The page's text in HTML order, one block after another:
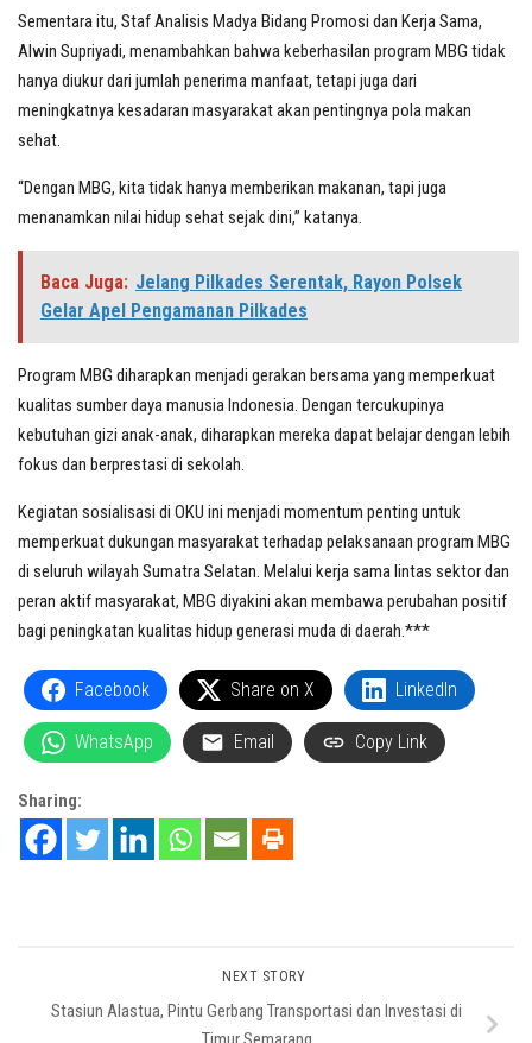
Sementara itu, Staf Analisis Madya Bidang Promosi dan Kerja Sama,
Alwin Supriyadi, menambahkan bahwa keberhasilan program MBG tidak
hanya diukur dari jumlah penerima manfaat, tetapi juga dari
meningkatnya kesadaran masyarakat akan pentingnya pola makan
sehat.
“Dengan MBG, kita tidak hanya memberikan makanan, tapi juga
menanamkan nilai hidup sehat sejak dini,” katanya.
Baca Juga: Jelang Pilkades Serentak, Rayon Polsek
Gelar Apel Pengamanan Pilkades
Program MBG diharapkan menjadi gerakan bersama yang memperkuat
kualitas sumber daya manusia Indonesia. Dengan tercukupinya
kebutuhan gizi anak-anak, diharapkan mereka dapat belajar dengan lebih
fokus dan berprestasi di sekolah.
Kegiatan sosialisasi di OKU ini menjadi momentum penting untuk
memperkuat dukungan masyarakat terhadap pelaksanaan program MBG
di seluruh wilayah Sumatra Selatan. Melalui kerja sama lintas sektor dan
peran aktif masyarakat, MBG diyakini akan membawa perubahan positif
bagi peningkatan kualitas hidup generasi muda di daerah.***
Facebook Share on X LinkedIn
WhatsApp Email Copy Link
Sharing:
NEXT STORY
Stasiun Alastua, Pintu Gerbang Transportasi dan Investasi di